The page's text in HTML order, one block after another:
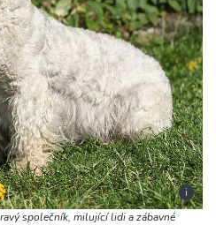
i
společník, milující lidi a zábavné